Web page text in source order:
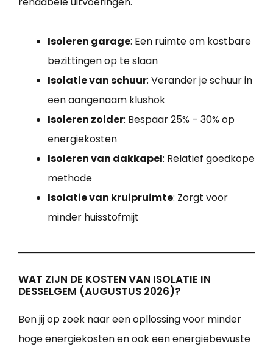
Isoleren garage: Een ruimte om kostbare
bezittingen op te slaan
Isolatie van schuur: Verander je schuur in
een aangenaam klushok
Isoleren zolder: Bespaar 25% – 30% op
energiekosten
Isoleren van dakkapel: Relatief goedkope
methode
Isolatie van kruipruimte: Zorgt voor
minder huisstofmijt
WAT ZIJN DE KOSTEN VAN ISOLATIE IN
DESSELGEM (AUGUSTUS 2026)?
Ben jij op zoek naar een opllossing voor minder
hoge energiekosten en ook een energiebewuste